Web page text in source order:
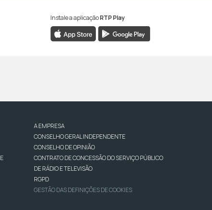
Instale a aplicaçãoRTP Play
A EMPRESA
CONSELHO GERAL INDEPENDENTE
CONSELHO DE OPINIÃO
CONTRATO DE CONCESSÃO DO SERVIÇO PÚBLICO
DE RÁDIO E TELEVISÃO
RGPD
GESTÃO DAS DEFINIÇÕES DE COOKIES